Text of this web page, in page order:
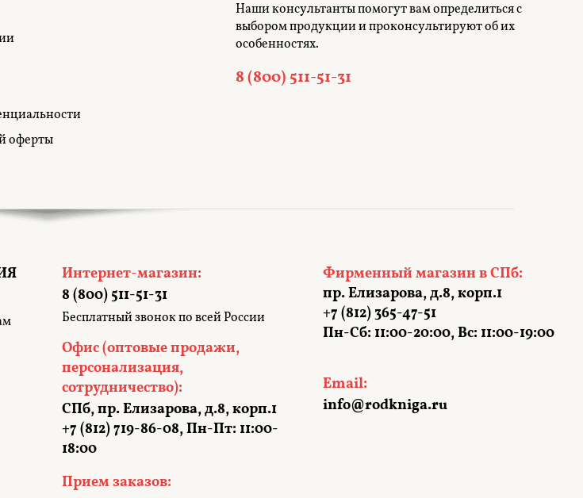
оферты
Наши консультанты помогут вам определиться с
выбором продукции и проконсультируют об их
особенностях.
8 (800) 511-51-31
Интернет-магазин:
8 (800) 511-51-31
Бесплатный звонок по всей России
Офис (оптовые продажи,
персонализация,
сотрудничество):
СПб, пр. Елизарова, д.8, корп.1
+7 (812) 719-86-08, Пн-Пт: 11:00-
18:00
Прием заказов:
Фирменный магазин в СПб:
пр. Елизарова, д.8, корп.1
+7 (812) 365-47-51
Пн-Сб: 11:00-20:00, Вс: 11:00-19:00
Email:
info@rodkniga.ru